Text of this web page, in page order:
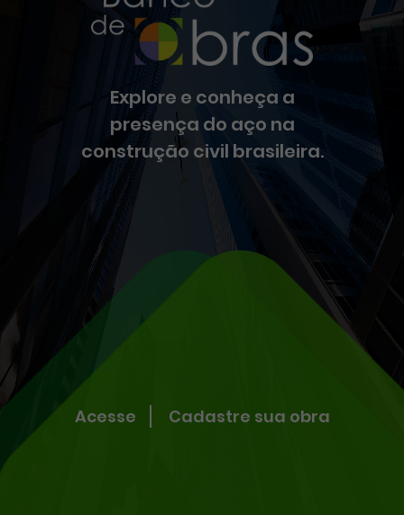
Explore e conheça a
presença do aço na
construção civil brasileira.
Acesse Cadastre sua obra